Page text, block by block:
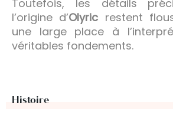
Toutefois, les détails
l’origine d’Olyric restent
une large place à
véritables fondements.
Histoire